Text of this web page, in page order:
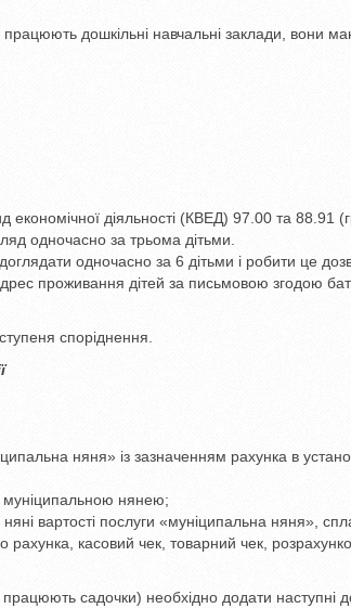
дошкільні навчальні заклади, вони
діяльності (КВЕД) 97.00 та 88.91
одночасно за трьома дітьми.
одночасно за 6 дітьми і робити це
проживання дітей за письмовою згодою
споріднення.
няня» із зазначенням рахунка в
муніципальною нянею;
вартості послуги «муніципальна няня»,
рахунка, касовий чек, товарний чек,
садочки) необхідно додати наступні